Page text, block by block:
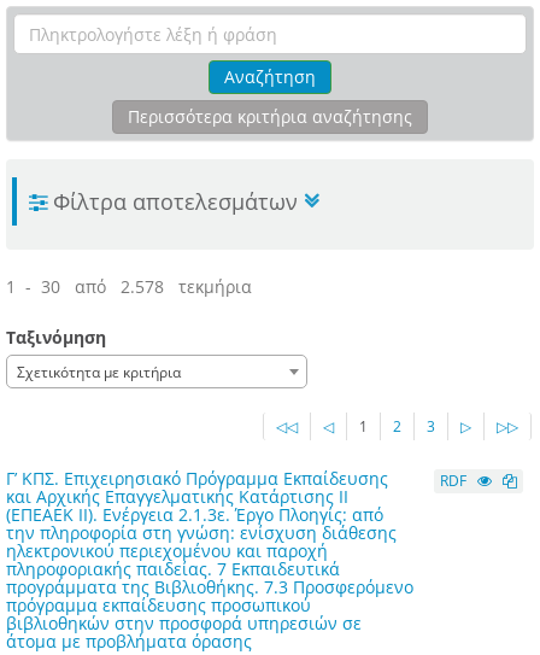
Αναζήτηση
Περισσότερα κριτήρια αναζήτησης
Φίλτρα αποτελεσμάτων
1 - 30 από 2.578 τεκμήρια
Ταξινόμηση
Σχετικότητα με κριτήρια
◁◁ ◁ 1 2 3 ▷ ▷▷
Γ’ ΚΠΣ. Επιχειρησιακό Πρόγραμμα Εκπαίδευσης
και Αρχικής Επαγγελματικής Κατάρτισης ΙΙ
(ΕΠΕΑΕΚ ΙΙ). Ενέργεια 2.1.3ε. Έργο Πλοηγίς: από
την πληροφορία στη γνώση: ενίσχυση διάθεσης
ηλεκτρονικού περιεχομένου και παροχή
πληροφοριακής παιδείας. 7 Εκπαιδευτικά
προγράμματα της Βιβλιοθήκης. 7.3 Προσφερόμενο
πρόγραμμα εκπαίδευσης προσωπικού
βιβλιοθηκών στην προσφορά υπηρεσιών σε
άτομα με προβλήματα όρασης
RDF